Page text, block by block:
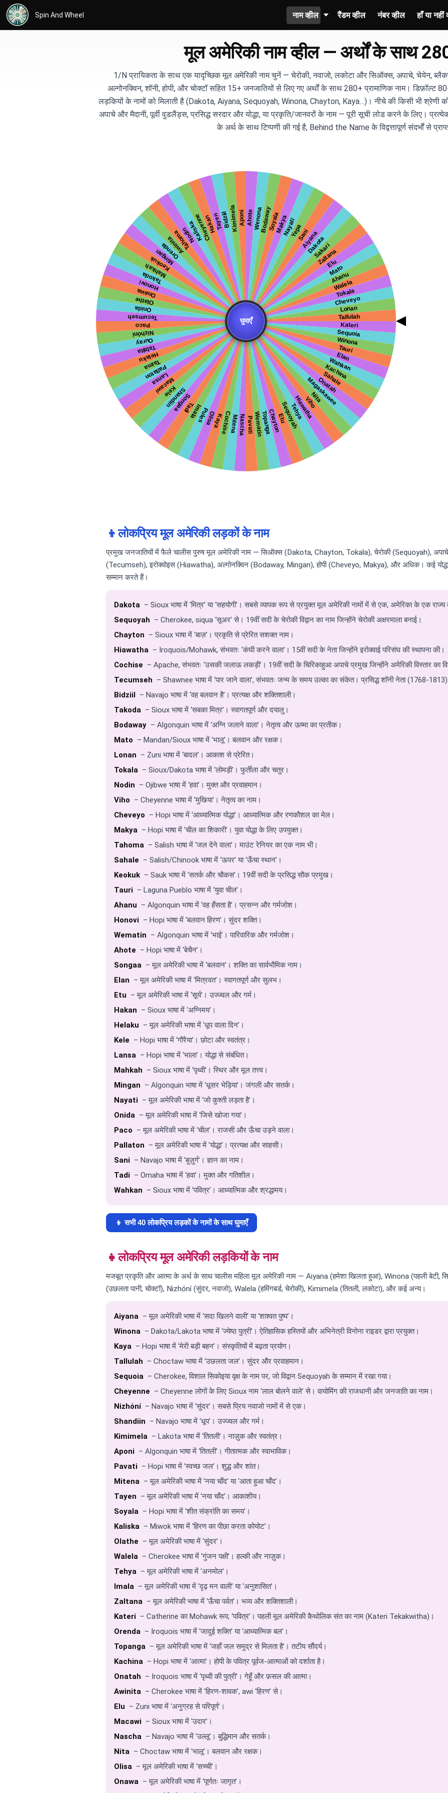
Spin And Wheel नाम व्हील रैंडम व्हील नंबर व्हील हाँ या नहीं
मूल अमेरिकी नाम व्हील — अर्थों के साथ
1/N प्रायिकता के साथ एक यादृच्छिक मूल अमेरिकी नाम चुनें — चेरोकी, नवाजो, लकोटा और सिऑक्स, अपाचे, चेयेन,
अल्गोनक्विन, शॉनी, होपी, और चोक्टॉ सहित 15+ जनजातियों से लिए गए अर्थों के साथ 280+ प्रामाणिक नाम।
लड़कियों के नामों को मिलाती है (Dakota, Aiyana, Sequoyah, Winona, Chayton, Kaya…)। नीचे की किसी भी श्रेणी
अपाचे और मैदानी, पूर्वी वुडलैंड्स, प्रसिद्ध सरदार और योद्धा, या प्रकृति/जानवरों के नाम — पूरी सूची लोड करने के लिए।
के अर्थ के साथ टिप्पणी की गई है, Behind the Name के विद्वत्तापूर्ण संदर्भों से
👦लोकप्रिय मूल अमेरिकी लड़कों के नाम
प्रमुख जनजातियों में फैले चालीस पुरुष मूल अमेरिकी नाम — सिऑक्स (Dakota, Chayton, Tokala), चेरोकी (Sequoyah),
(Tecumseh), इरोक्वोइस (Hiawatha), अल्गोनक्विन (Bodaway, Mingan), होपी (Cheveyo, Makya), और अधिक। कई
सम्मान करते हैं।
Dakota – Sioux भाषा में ‘मित्र’ या ‘सहयोगी’। सबसे व्यापक रूप से प्रयुक्त मूल अमेरिकी नामों में से एक, अमेरिका के एक राज्य
Sequoyah – Cherokee, siqua ‘सूअर’ से। 19वीं सदी के चेरोकी विद्वान का नाम जिन्होंने चेरोकी अक्षरमाला बनाई।
Chayton – Sioux भाषा में ‘बाज़’। प्रकृति से प्रेरित सशक्त नाम।
Hiawatha – Iroquois/Mohawk, संभवतः ‘कंघी करने वाला’। 15वीं सदी के नेता जिन्होंने इरोक्वाई परिसंघ की स्थापना की।
Cochise – Apache, संभवतः ‘उसकी जलाऊ लकड़ी’। 19वीं सदी के चिरिकाहुआ अपाचे प्रमुख जिन्होंने अमेरिकी विस्तार का
Tecumseh – Shawnee भाषा में ‘पार जाने वाला’, संभवतः जन्म के समय उल्का का संकेत। प्रसिद्ध शॉनी नेता (1768-
Bidziil – Navajo भाषा में ‘वह बलवान है’। प्रत्यक्ष और शक्तिशाली।
Takoda – Sioux भाषा में ‘सबका मित्र’। स्वागतपूर्ण और दयालु।
Bodaway – Algonquin भाषा में ‘अग्नि जलाने वाला’। नेतृत्व और ऊष्मा का प्रतीक।
Mato – Mandan/Sioux भाषा में ‘भालू’। बलवान और रक्षक।
Lonan – Zuni भाषा में ‘बादल’। आकाश से प्रेरित।
Tokala – Sioux/Dakota भाषा में ‘लोमड़ी’। फुर्तीला और चतुर।
Nodin – Ojibwe भाषा में ‘हवा’। मुक्त और प्रवाहमान।
Viho – Cheyenne भाषा में ‘मुखिया’। नेतृत्व का नाम।
Cheveyo – Hopi भाषा में ‘आध्यात्मिक योद्धा’। आध्यात्मिक और रणकौशल का मेल।
Makya – Hopi भाषा में ‘चील का शिकारी’। युवा योद्धा के लिए उपयुक्त।
Tahoma – Salish भाषा में ‘जल देने वाला’। माउंट रेनियर का एक नाम भी।
Sahale – Salish/Chinook भाषा में ‘ऊपर’ या ‘ऊँचा स्थान’।
Keokuk – Sauk भाषा में ‘सतर्क और चौकस’। 19वीं सदी के प्रसिद्ध सौक प्रमुख।
Tauri – Laguna Pueblo भाषा में ‘युवा चील’।
Ahanu – Algonquin भाषा में ‘वह हँसता है’। प्रसन्न और गर्मजोश।
Honovi – Hopi भाषा में ‘बलवान हिरण’। सुंदर शक्ति।
Wematin – Algonquin भाषा में ‘भाई’। पारिवारिक और गर्मजोश।
Ahote – Hopi भाषा में ‘बेचैन’।
Songaa – मूल अमेरिकी भाषा में ‘बलवान’। शक्ति का सार्वभौमिक नाम।
Elan – मूल अमेरिकी भाषा में ‘मित्रवत’। स्वागतपूर्ण और सुलभ।
Etu – मूल अमेरिकी भाषा में ‘सूर्य’। उज्ज्वल और गर्म।
Hakan – Sioux भाषा में ‘अग्निमय’।
Helaku – मूल अमेरिकी भाषा में ‘धूप वाला दिन’।
Kele – Hopi भाषा में ‘गौरैया’। छोटा और स्वतंत्र।
Lansa – Hopi भाषा में ‘भाला’। योद्धा से संबंधित।
Mahkah – Sioux भाषा में ‘पृथ्वी’। स्थिर और मूल तत्त्व।
Mingan – Algonquin भाषा में ‘धूसर भेड़िया’। जंगली और सतर्क।
Nayati – मूल अमेरिकी भाषा में ‘जो कुश्ती लड़ता है’।
Onida – मूल अमेरिकी भाषा में ‘जिसे खोजा गया’।
Paco – मूल अमेरिकी भाषा में ‘चील’। राजसी और ऊँचा उड़ने वाला।
Pallaton – मूल अमेरिकी भाषा में ‘योद्धा’। प्रत्यक्ष और साहसी।
Sani – Navajo भाषा में ‘बुज़ुर्ग’। ज्ञान का नाम।
Tadi – Omaha भाषा में ‘हवा’। मुक्त और गतिशील।
Wahkan – Sioux भाषा में ‘पवित्र’। आध्यात्मिक और श्रद्धामय।
👦 सभी 40 लोकप्रिय लड़कों के नामों के साथ घुमाएँ
👧लोकप्रिय मूल अमेरिकी लड़कियों के नाम
मजबूत प्रकृति और आत्मा के अर्थ के साथ चालीस महिला मूल अमेरिकी नाम — Aiyana (हमेशा खिलता हुआ), Winona (पहली बेटी,
(उछलता पानी, चोक्टॉ), Nizhóní (सुंदर, नवाजो), Walela (हमिंगबर्ड, चेरोकी), Kimimela (तितली, लकोटा), और कई अन्य।
Aiyana – मूल अमेरिकी भाषा में ‘सदा खिलने वाली’ या ‘शाश्वत पुष्प’।
Winona – Dakota/Lakota भाषा में ‘ज्येष्ठ पुत्री’। ऐतिहासिक हस्तियों और अभिनेत्री विनोना राइडर द्वारा प्रयुक्त।
Kaya – Hopi भाषा में ‘मेरी बड़ी बहन’। संस्कृतियों में बढ़ता प्रयोग।
Tallulah – Choctaw भाषा में ‘उछलता जल’। सुंदर और प्रवाहमान।
Sequoia – Cherokee, विशाल सिकोइया वृक्ष के नाम पर, जो विद्वान Sequoyah के सम्मान में रखा गया।
Cheyenne – Cheyenne लोगों के लिए Sioux नाम ‘लाल बोलने वाले’ से। वायोमिंग की राजधानी और जनजाति का नाम।
Nizhóní – Navajo भाषा में ‘सुंदर’। सबसे प्रिय नवाजो नामों में से एक।
Shandiin – Navajo भाषा में ‘धूप’। उज्ज्वल और गर्म।
Kimimela – Lakota भाषा में ‘तितली’। नाज़ुक और स्वतंत्र।
Aponi – Algonquin भाषा में ‘तितली’। गीतात्मक और स्वाभाविक।
Pavati – Hopi भाषा में ‘स्वच्छ जल’। शुद्ध और शांत।
Mitena – मूल अमेरिकी भाषा में ‘नया चाँद’ या ‘आता हुआ चाँद’।
Tayen – मूल अमेरिकी भाषा में ‘नया चाँद’। आकाशीय।
Soyala – Hopi भाषा में ‘शीत संक्रांति का समय’।
Kaliska – Miwok भाषा में ‘हिरण का पीछा करता कोयोट’।
Olathe – मूल अमेरिकी भाषा में ‘सुंदर’।
Walela – Cherokee भाषा में ‘गुंजन पक्षी’। हल्की और नाज़ुक।
Tehya – मूल अमेरिकी भाषा में ‘अनमोल’।
Imala – मूल अमेरिकी भाषा में ‘दृढ़ मन वाली’ या ‘अनुशासित’।
Zaltana – मूल अमेरिकी भाषा में ‘ऊँचा पर्वत’। भव्य और शक्तिशाली।
Kateri – Catherine का Mohawk रूप; ‘पवित्र’। पहली मूल अमेरिकी कैथोलिक संत का नाम (Kateri Tekakwitha)।
Orenda – Iroquois भाषा में ‘जादुई शक्ति’ या ‘आध्यात्मिक बल’।
Topanga – मूल अमेरिकी भाषा में ‘जहाँ जल समुद्र से मिलता है’। तटीय सौंदर्य।
Kachina – Hopi भाषा में ‘आत्मा’। होपी के पवित्र पूर्वज-आत्माओं को दर्शाता है।
Onatah – Iroquois भाषा में ‘पृथ्वी की पुत्री’। गेहूँ और फ़सल की आत्मा।
Awinita – Cherokee भाषा में ‘हिरण-शावक’, awi ‘हिरण’ से।
Elu – Zuni भाषा में ‘अनुग्रह से परिपूर्ण’।
Macawi – Sioux भाषा में ‘उदार’।
Nascha – Navajo भाषा में ‘उल्लू’। बुद्धिमान और सतर्क।
Nita – Choctaw भाषा में ‘भालू’। बलवान और रक्षक।
Olisa – मूल अमेरिकी भाषा में ‘सच्ची’।
Onawa – मूल अमेरिकी भाषा में ‘पूर्णतः जागृत’।